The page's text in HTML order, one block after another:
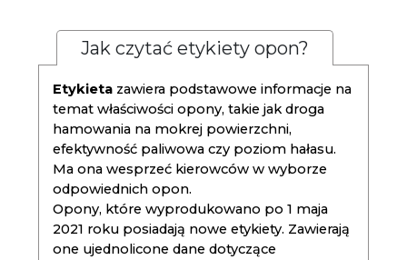
Jak czytać etykiety opon?
Etykieta zawiera podstawowe informacje na
temat właściwości opony, takie jak droga
hamowania na mokrej powierzchni,
efektywność paliwowa czy poziom hałasu.
Ma ona wesprzeć kierowców w wyborze
odpowiednich opon.
Opony, które wyprodukowano po 1 maja
2021 roku posiadają nowe etykiety. Zawierają
one ujednolicone dane dotyczące